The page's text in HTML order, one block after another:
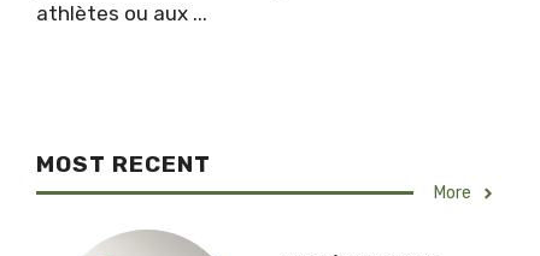
athlètes ou aux ...
MOST RECENT
More